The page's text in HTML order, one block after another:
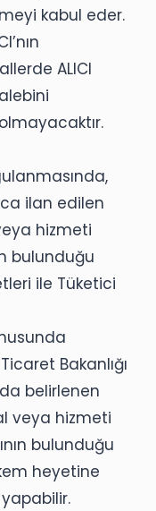
kabul eder.
ALICI
ilan edilen
hizmeti
bulunduğu
ile Tüketici
Bakanlığı
belirlenen
veya hizmeti
bulunduğu
heyetine